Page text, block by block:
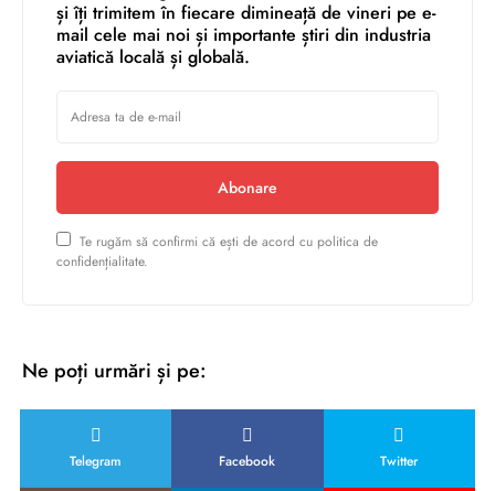
și îți trimitem în fiecare dimineață de vineri pe e-
mail cele mai noi și importante știri din industria
aviatică locală și globală.
Abonare
Te rugăm să confirmi că ești de acord cu politica de
confidențialitate.
Ne poți urmări și pe:
Telegram Facebook Twitter